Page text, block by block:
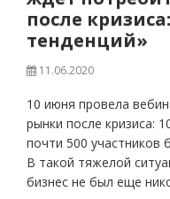
после
тенденций»
11.06.2020
10 июня провела
рынки после кризиса:
почти 500
В такой тяжелой
бизнес не был еще